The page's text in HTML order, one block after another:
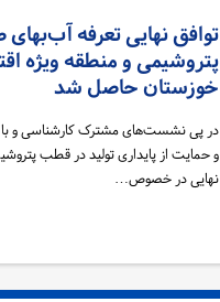
توافق نهایی تعرفه آب‌بهای
پتروشیمی و منطقه ویژه
خوزستان حاصل شد
در پی نشست‌های مشترک کارشناسی و
و حمایت از پایداری تولید در قطب
نهایی در خصوص…